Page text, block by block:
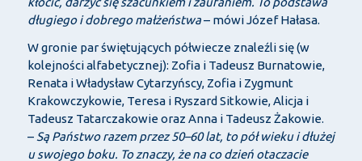
długiego i dobrego małżeństwa– mówi Józef Hałasa.
W gronie par świętujących półwiecze znaleźli się (w
kolejności alfabetycznej): Zofia i Tadeusz Burnatowie,
Renata i Władysław Cytarzyńscy, Zofia i Zygmunt
Krakowczykowie, Teresa i Ryszard Sitkowie, Alicja i
Tadeusz Tatarczakowie oraz Anna i Tadeusz Żakowie.
– Są Państwo razem przez 50–60 lat, to pół wieku i dłużej
u swojego boku. To znaczy, że na co dzień otaczacie